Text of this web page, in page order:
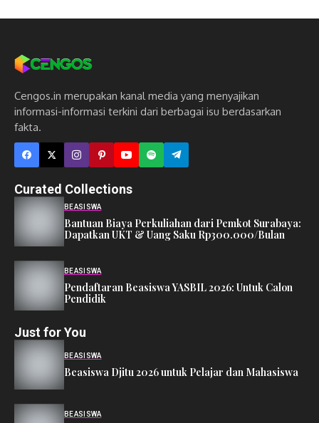
Cengos.in merupakan kanal media yang menyajikan
informasi-informasi terkini dari berbagai isu berdasarkan
fakta.
Curated Collections
BEASISWA
Bantuan Biaya Perkuliahan dari Pemkot Surabaya:
Dapatkan UKT & Uang Saku Rp300.000/Bulan
BEASISWA
Pendaftaran Beasiswa YASBIL 2026: Untuk Calon
Pendidik
Just for You
BEASISWA
Beasiswa Djitu 2026 untuk Pelajar dan Mahasiswa
BEASISWA